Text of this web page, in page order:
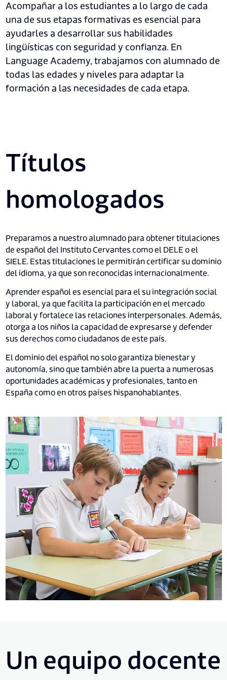
Acompañar a los estudiantes a lo largo de cada
una de sus etapas formativas es esencial para
ayudarles a desarrollar sus habilidades
lingüísticas con seguridad y confianza. En
Language Academy, trabajamos con alumnado de
todas las edades y niveles para adaptar la
formación a las necesidades de cada etapa.
Títulos
homologados
Preparamos a nuestro alumnado para obtener titulaciones
de español del Instituto Cervantes como el DELE o el
SIELE. Estas titulaciones le permitirán certificar su dominio
del idioma, ya que son reconocidas internacionalmente.
Aprender español es esencial para el su integración social
y laboral, ya que facilita la participación en el mercado
laboral y fortalece las relaciones interpersonales. Además,
otorga a los niños la capacidad de expresarse y defender
sus derechos como ciudadanos de este país.
El dominio del español no solo garantiza bienestar y
autonomía, sino que también abre la puerta a numerosas
oportunidades académicas y profesionales, tanto en
España como en otros países hispanohablantes.
Un equipo docente